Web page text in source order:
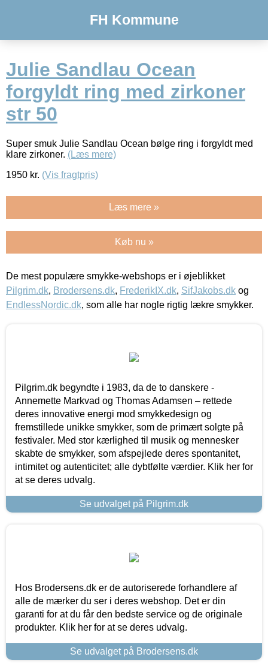
FH Kommune
Julie Sandlau Ocean
forgyldt ring med zirkoner
str 50
Super smuk Julie Sandlau Ocean bølge ring i forgyldt med
klare zirkoner. (Læs mere)
1950 kr. (Vis fragtpris)
Læs mere »
Køb nu »
De mest populære smykke-webshops er i øjeblikket
Pilgrim.dk, Brodersens.dk, FrederikIX.dk, SifJakobs.dk og
EndlessNordic.dk, som alle har nogle rigtig lækre smykker.
Pilgrim.dk begyndte i 1983, da de to danskere -
Annemette Markvad og Thomas Adamsen – rettede
deres innovative energi mod smykkedesign og
fremstillede unikke smykker, som de primært solgte på
festivaler. Med stor kærlighed til musik og mennesker
skabte de smykker, som afspejlede deres spontanitet,
intimitet og autenticitet; alle dybtfølte værdier. Klik her for
at se deres udvalg.
Se udvalget på Pilgrim.dk
Hos Brodersens.dk er de autoriserede forhandlere af
alle de mærker du ser i deres webshop. Det er din
garanti for at du får den bedste service og de originale
produkter. Klik her for at se deres udvalg.
Se udvalget på Brodersens.dk